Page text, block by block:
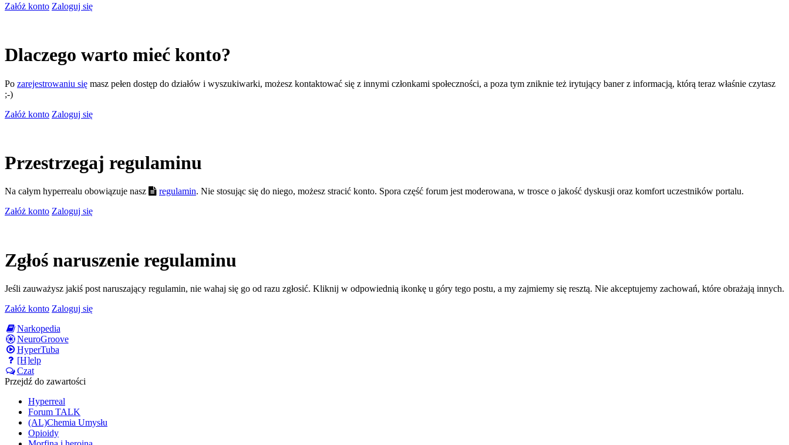
Załóż konto Zaloguj się
Dlaczego warto mieć konto?
Po zarejestrowaniu się masz pełen dostęp do działów i wyszukiwarki, możesz kontaktować się z innymi członkami społeczności, a poza tym zniknie też irytujący baner z informacją, którą teraz właśnie czytasz
;-)
Załóż konto Zaloguj się
Przestrzegaj regulaminu
Na całym hyperrealu obowiązuje nasz regulamin. Nie stosując się do niego, możesz stracić konto. Spora część forum jest moderowana, w trosce o jakość dyskusji oraz komfort uczestników portalu.
Załóż konto Zaloguj się
Zgłoś naruszenie regulaminu
Jeśli zauważysz jakiś post naruszający regulamin, nie wahaj się go od razu zgłosić. Kliknij w odpowiednią ikonkę u góry tego postu, a my zajmiemy się resztą. Nie akceptujemy zachowań, które obrażają innych.
Załóż konto Zaloguj się
Narkopedia
NeuroGroove
HyperTuba
[H]elp
Czat
Przejdź do zawartości
Hyperreal
Forum TALK
(AL)Chemia Umysłu
Opioidy